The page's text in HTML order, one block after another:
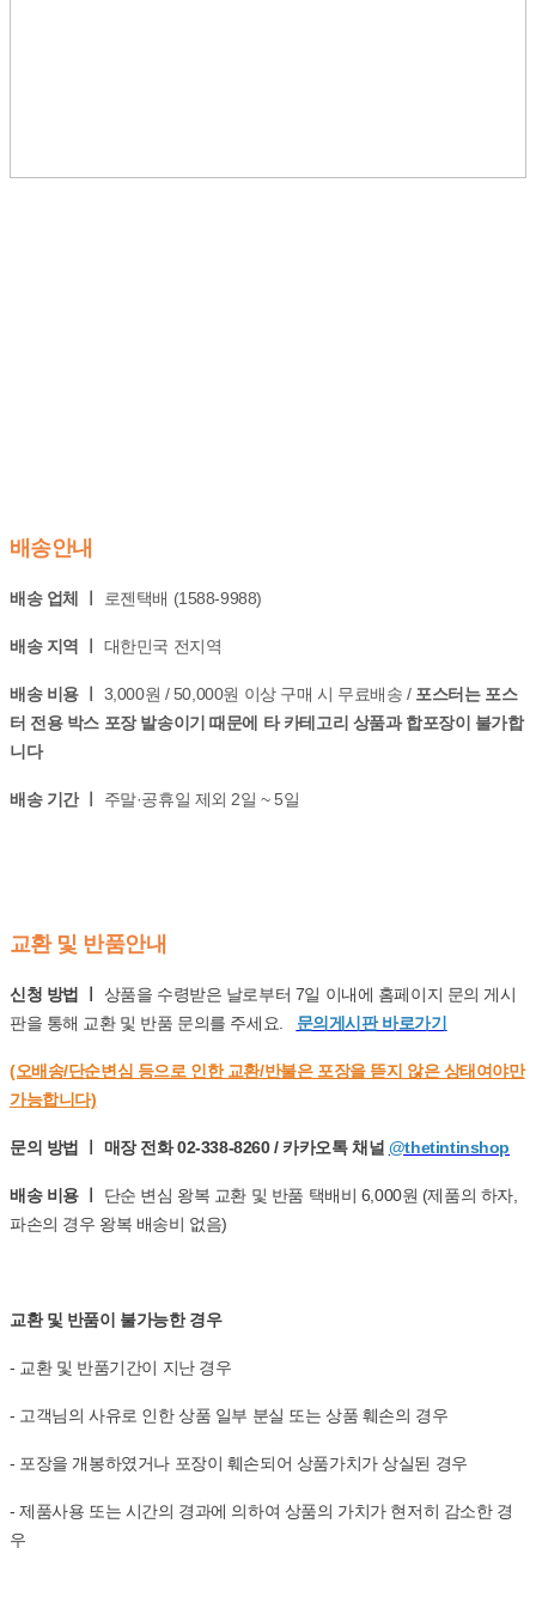
배송안내
배송 업체 ㅣ 로젠택배 (1588-9988)
배송 지역 ㅣ 대한민국 전지역
배송 비용 ㅣ 3,000원 / 50,000원 이상 구매 시 무료배송 / 포스터는 포스
터 전용 박스 포장 발송이기 때문에 타 카테고리 상품과 합포장이 불가합
니다
배송 기간 ㅣ 주말·공휴일 제외 2일 ~ 5일
교환 및 반품안내
신청 방법 ㅣ 상품을 수령받은 날로부터 7일 이내에 홈페이지 문의 게시
판을 통해 교환 및 반품 문의를 주세요. 문의게시판 바로가기
(오배송/단순변심 등으로 인한 교환/반불은 포장을 뜯지 않은 상태여야만
가능합니다)
문의 방법 ㅣ 매장 전화 02-338-8260 / 카카오톡 채널 @thetintinshop
배송 비용 ㅣ
단순 변심 왕복 교환 및 반품 택배비 6,000원 (제품의 하자,
파손의 경우 왕복 배송비 없음)
교환 및 반품이 불가능한 경우
- 교환 및 반품기간이 지난 경우
- 고객님의 사유로 인한 상품 일부 분실 또는 상품 훼손의 경우
- 포장을 개봉하였거나 포장이 훼손되어 상품가치가 상실된 경우
- 제품사용 또는 시간의 경과에 의하여 상품의 가치가 현저히 감소한 경
우